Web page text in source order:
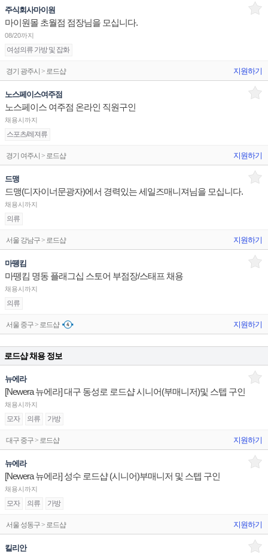
주식회사마이원
마이원몰 초월점 점장님을 모십니다.
08/20까지
여성의류 가방 및 잡화
경기 광주시 > 로드샵 지원하기
노스페이스여주점
노스페이스 여주점 온라인 직원구인
채용시까지
스포츠/레져류
경기 여주시 > 로드샵 지원하기
드맹
드맹(디자이너문광자)에서 경력있는 세일즈매니져님을 모십니다.
채용시까지
의류
서울 강남구 > 로드샵 지원하기
마뗑킴
마뗑킴 명동 플래그십 스토어 부점장/스태프 채용
채용시까지
의류
서울 중구 > 로드샵 지원하기
로드샵 채용 정보
뉴에라
[Newera 뉴에라] 대구 동성로 로드샵 시니어(부매니저)및 스텝 구인
채용시까지
모자 의류 가방
대구 중구 > 로드샵 지원하기
뉴에라
[Newera 뉴에라] 성수 로드샵 (시니어)부매니저 및 스텝 구인
채용시까지
모자 의류 가방
서울 성동구 > 로드샵 지원하기
킬리안